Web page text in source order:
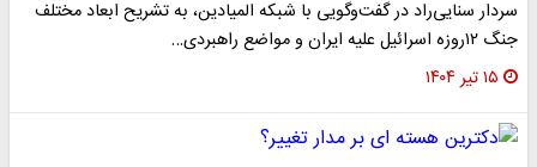
سردار سنایی‌راد در گفت‌وگویی با شبکه المیادین، به تشریح ابعاد مختلف
جنگ ۱۲روزه اسرائیل علیه ایران و مواضع راهبردی…
۱۵ تیر ۱۴۰۴